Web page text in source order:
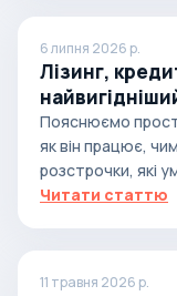
6 липня 2026 р.
Лізинг,
Пояснюємо
як він працює,
розстрочки, які
Читати статтю
11 травня 2026 р.